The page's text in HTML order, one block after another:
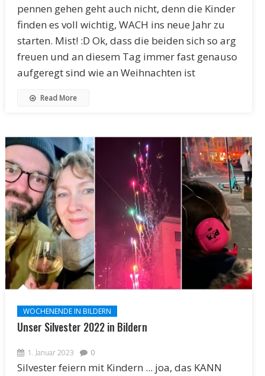
pennen gehen geht auch nicht, denn die Kinder
finden es voll wichtig, WACH ins neue Jahr zu
starten. Mist! :D Ok, dass die beiden sich so arg
freuen und an diesem Tag immer fast genauso
aufgeregt sind wie an Weihnachten ist
Read More
WOCHENENDE IN BILDERN
Unser Silvester 2022 in Bildern
1. Januar 2023 0
Silvester feiern mit Kindern ... joa, das KANN